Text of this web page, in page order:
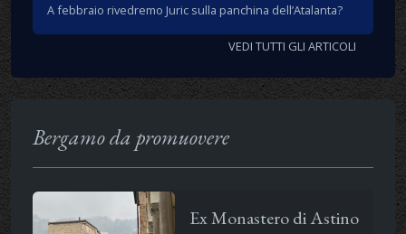
A febbraio rivedremo Juric sulla panchina dell’Atalanta?
VEDI TUTTI GLI ARTICOLI
Bergamo da promuovere
Ex Monastero di Astino